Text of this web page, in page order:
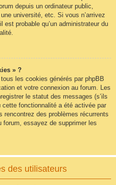
depuis un ordinateur public,
université, etc. Si vous n’arrivez
probable qu’un administrateur du
» ?
les cookies générés par phpBB
et votre connexion au forum. Les
le statut des messages (s’ils
fonctionnalité a été activée par
des problèmes récurrents
forum, essayez de supprimer les
des utilisateurs